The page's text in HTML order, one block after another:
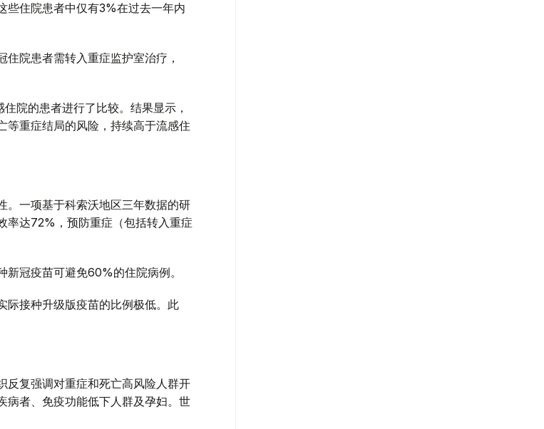
些住院患者中仅有3%在过去一年内
院患者需转入重症监护室治疗，
院的患者进行了比较。结果显示，
等重症结局的风险，持续高于流感住
。一项基于科索沃地区三年数据的研
率达72%，预防重症（包括转入重症
冠疫苗可避免60%的住院病例。
际接种升级版疫苗的比例极低。此
反复强调对重症和死亡高风险人群开
病者、免疫功能低下人群及孕妇。世